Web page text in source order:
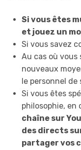
Si vous êtes
et jouez un
Si vous savez
Au cas où vous
nouveaux
le personnel de
Si vous êtes
philosophie, en
chaîne sur
des directs
partager vos